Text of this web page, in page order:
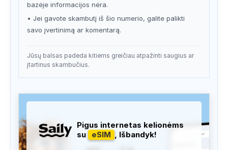
bazėje informacijos nėra.
• Jei gavote skambutį iš šio numerio, galite palikti
savo įvertinimą ar komentarą.
Jūsų balsas padeda kitiems greičiau atpažinti saugius ar
įtartinus skambučius.
Pigus internetas kelionėms
su
eSIM , Išbandyk!